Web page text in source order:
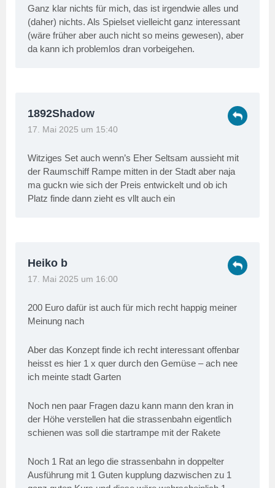
Ganz klar nichts für mich, das ist irgendwie alles und
(daher) nichts. Als Spielset vielleicht ganz interessant
(wäre früher aber auch nicht so meins gewesen), aber
da kann ich problemlos dran vorbeigehen.
1892Shadow
17. Mai 2025 um 15:40
Witziges Set auch wenn’s Eher Seltsam aussieht mit
der Raumschiff Rampe mitten in der Stadt aber naja
ma guckn wie sich der Preis entwickelt und ob ich
Platz finde dann zieht es vllt auch ein
Heiko b
17. Mai 2025 um 16:00
200 Euro dafür ist auch für mich recht happig meiner
Meinung nach
Aber das Konzept finde ich recht interessant offenbar
heisst es hier 1 x quer durch den Gemüse – ach nee
ich meinte stadt Garten
Noch nen paar Fragen dazu kann mann den kran in
der Höhe verstellen hat die strassenbahn eigentlich
schienen was soll die startrampe mit der Rakete
Noch 1 Rat an lego die strassenbahn in doppelter
Ausführung mit 1 Guten kupplung dazwischen zu 1